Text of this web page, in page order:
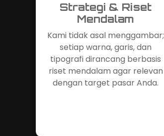
Strategi & Riset
Mendalam
Kami tidak asal menggambar;
setiap warna, garis, dan
tipografi dirancang berbasis
riset mendalam agar relevan
dengan target pasar Anda.